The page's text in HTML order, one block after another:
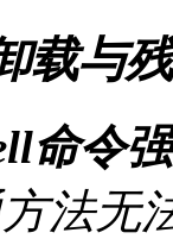
载与
命令
法无